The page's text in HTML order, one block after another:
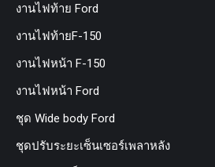
งานไฟท้าย Ford
งานไฟท้ายF-150
งานไฟหน้า F-150
งานไฟหน้า Ford
ชุด Wide body Ford
ชุดปรับระยะเซ็นเซอร์เพลาหลัง